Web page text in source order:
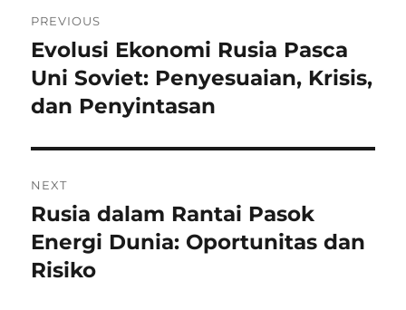
pos
PREVIOUS
Previous
post:
Evolusi Ekonomi Rusia Pasca
Uni Soviet: Penyesuaian, Krisis,
dan Penyintasan
NEXT
Next
post:
Rusia dalam Rantai Pasok
Energi Dunia: Oportunitas dan
Risiko